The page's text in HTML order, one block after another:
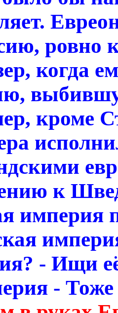
ровно
когда
кроме
к
империя
- Ищи
-